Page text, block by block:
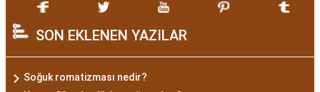
SON EKLENEN YAZILAR
Soğuk romatizması nedir?